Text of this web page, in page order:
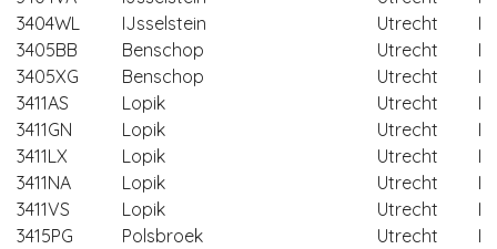
3404WL
IJsselstein Utrecht
3405BB
Benschop Utrecht
3405XG
Benschop Utrecht
3411AS
Lopik Utrecht
3411GN
Lopik Utrecht
3411LX
Lopik Utrecht
3411NA
Lopik Utrecht
3411VS
Lopik Utrecht
3415PG
Polsbroek Utrecht